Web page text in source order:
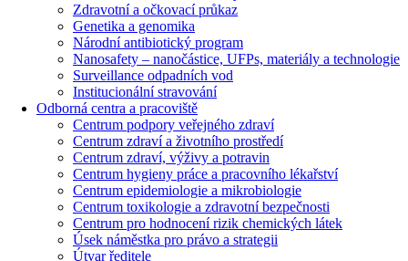
Zdravotní a očkovací průkaz
Genetika a genomika
Národní antibiotický program
Nanosafety – nanočástice, UFPs, materiály a technologie
Surveillance odpadních vod
Institucionální stravování
Odborná centra a pracoviště
Centrum podpory veřejného zdraví
Centrum zdraví a životního prostředí
Centrum zdraví, výživy a potravin
Centrum hygieny práce a pracovního lékařství
Centrum epidemiologie a mikrobiologie
Centrum toxikologie a zdravotní bezpečnosti
Centrum pro hodnocení rizik chemických látek
Úsek náměstka pro právo a strategii
Útvar ředitele